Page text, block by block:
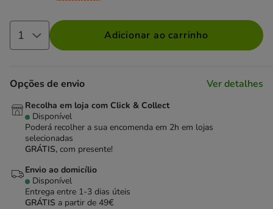
Adicionar ao carrinho
Opções de envio Ver detalhes
Recolha em loja com Click & Collect
Disponível
Poderá recolher a sua encomenda em 2h em lojas
selecionadas
GRÁTIS, com presente!
Envio ao domicílio
Disponível
Entrega entre 1-3 dias úteis
GRÁTIS a partir de 49€